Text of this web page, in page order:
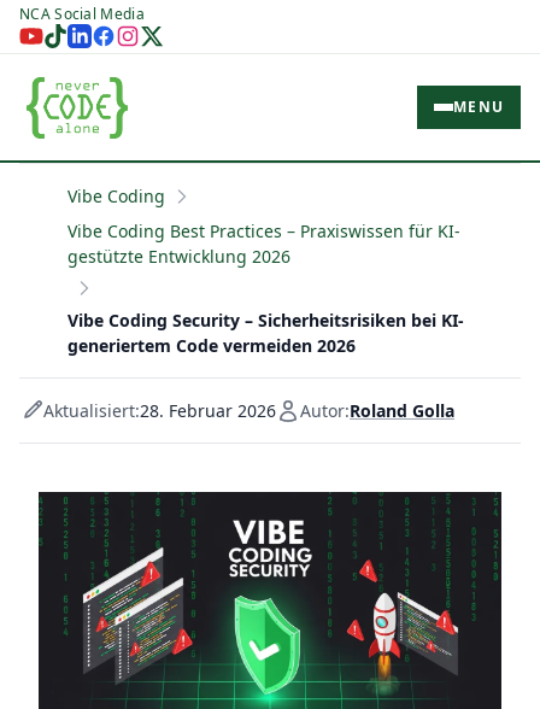
NCA Social Media
MENU
Vibe Coding
Vibe Coding Best Practices – Praxiswissen für KI-
gestützte Entwicklung 2026
Vibe Coding Security – Sicherheitsrisiken bei KI-
generiertem Code vermeiden 2026
Aktualisiert:28. Februar 2026 Autor:Roland Golla